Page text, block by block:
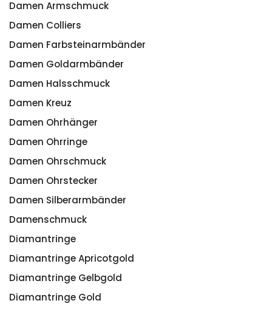
Damen Armschmuck
Damen Colliers
Damen Farbsteinarmbänder
Damen Goldarmbänder
Damen Halsschmuck
Damen Kreuz
Damen Ohrhänger
Damen Ohrringe
Damen Ohrschmuck
Damen Ohrstecker
Damen Silberarmbänder
Damenschmuck
Diamantringe
Diamantringe Apricotgold
Diamantringe Gelbgold
Diamantringe Gold